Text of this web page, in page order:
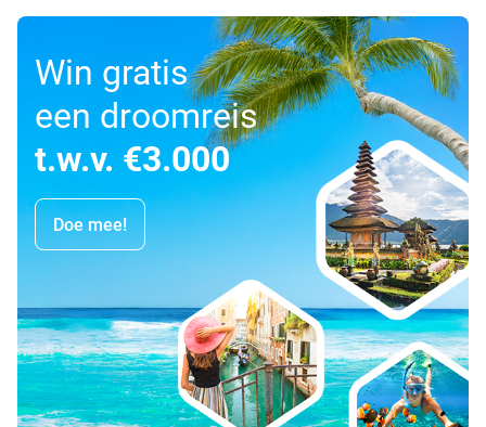
Win gratis
een droomreis
t.w.v. €3.000
Doe mee!